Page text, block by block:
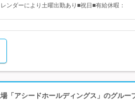
ンダーにより土曜出勤あり■祝日■有給休暇：
「アシードホールディングス」のグルー